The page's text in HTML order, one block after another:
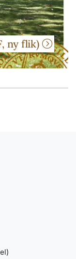
ny flik)